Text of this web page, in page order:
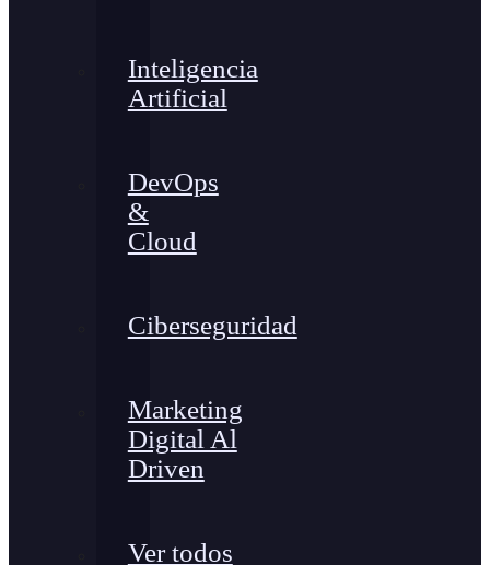
Inteligencia
Artificial
DevOps
&
Cloud
Ciberseguridad
Marketing
Digital Al
Driven
Ver todos